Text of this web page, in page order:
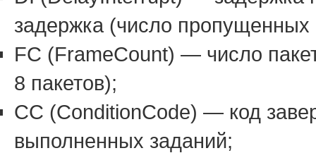
задержка (число
FC (FrameCount) — число
8 пакетов);
CC (ConditionCode) — код
выполненных заданий;